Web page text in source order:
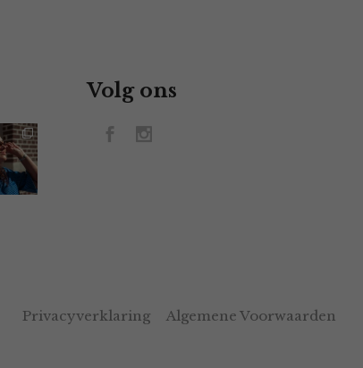
Volg ons
Privacyverklaring Algemene Voorwaarden